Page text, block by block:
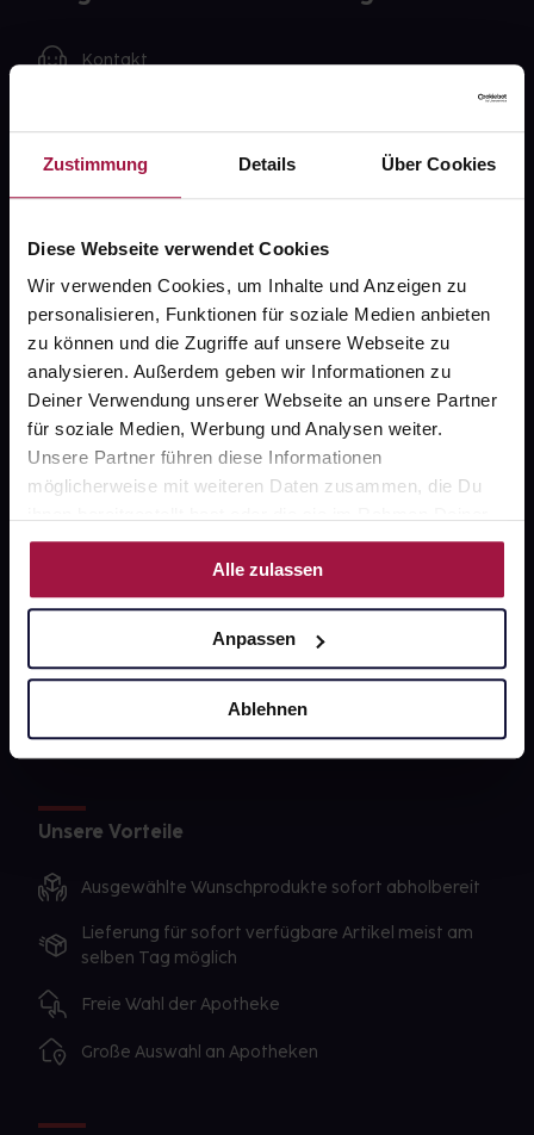
Zustimmung Details Über Cookies
Diese Webseite verwendet Cookies
Wir verwenden Cookies, um Inhalte und Anzeigen zu
personalisieren, Funktionen für soziale Medien anbieten
zu können und die Zugriffe auf unsere Webseite zu
analysieren. Außerdem geben wir Informationen zu
Deiner Verwendung unserer Webseite an unsere Partner
für soziale Medien, Werbung und Analysen weiter.
Unsere Partner führen diese Informationen
möglicherweise mit weiteren Daten zusammen, die Du
Nutzung der Dienste gesammelt haben.
Alle zulassen
Anpassen
Ablehnen
Kontakt
Widerrufsformular
gesund.de
Über uns
Karriere
Newsletter
PAYBACK
Sanitätshäuser
Impressum
Unsere Vorteile
Ausgewählte Wunschprodukte sofort abholbereit
Lieferung für sofort verfügbare Artikel meist am
selben Tag möglich
Freie Wahl der Apotheke
Große Auswahl an Apotheken